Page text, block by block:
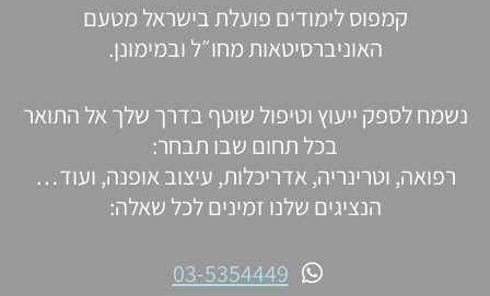
קמפוס לימודים פועלת בישראל מטעם
האוניברסיטאות מחו״ל ובמימונן.
נשמח לספק ייעוץ וטיפול שוטף בדרך שלך אל התואר
בכל תחום שבו תבחר:
רפואה, וטרינריה, אדריכלות, עיצוב אופנה, ועוד…
הנציגים שלנו זמינים לכל שאלה:
03-5354449